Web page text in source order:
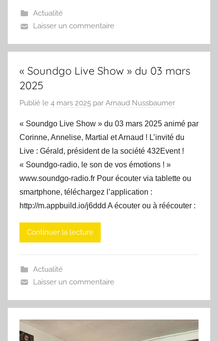
Actualité
Laisser un commentaire
« Soundgo Live Show » du 03 mars
2025
Publié le 4 mars 2025 par Arnaud Nussbaumer
« Soundgo Live Show » du 03 mars 2025 animé par
Corinne, Annelise, Martial et Arnaud ! L’invité du
Live : Gérald, président de la société 432Event !
« Soundgo-radio, le son de vos émotions ! »
www.soundgo-radio.fr Pour écouter via tablette ou
smartphone, téléchargez l’application :
http://m.appbuild.io/j6ddd A écouter ou à réécouter :
Continuer la lecture
Actualité
Laisser un commentaire